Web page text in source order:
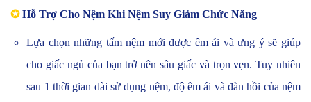
✪Hỗ Trợ Cho Nệm Khi Nệm Suy Giảm Chức Năng
Lựa chọn những tấm nệm mới được êm ái và ưng ý sẽ giúp
cho giấc ngủ của bạn trở nên sâu giấc và trọn vẹn. Tuy nhiên
sau 1 thời gian dài sử dụng nệm, độ êm ái và đàn hồi của nệm